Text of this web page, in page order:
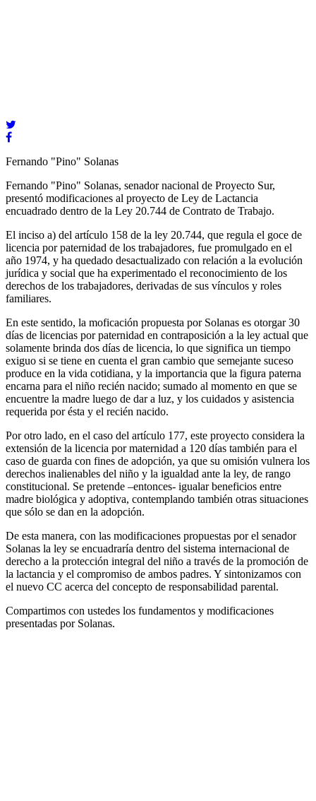
Fernando "Pino" Solanas
Fernando "Pino" Solanas, senador nacional de Proyecto Sur,
presentó modificaciones al proyecto de Ley de Lactancia
encuadrado dentro de la Ley 20.744 de Contrato de Trabajo.
El inciso a) del artículo 158 de la ley 20.744, que regula el goce de
licencia por paternidad de los trabajadores, fue promulgado en el
año 1974, y ha quedado desactualizado con relación a la evolución
jurídica y social que ha experimentado el reconocimiento de los
derechos de los trabajadores, derivadas de sus vínculos y roles
familiares.
En este sentido, la moficación propuesta por Solanas es otorgar 30
días de licencias por paternidad en contraposición a la ley actual que
solamente brinda dos días de licencia, lo que significa un tiempo
exiguo si se tiene en cuenta el gran cambio que semejante suceso
produce en la vida cotidiana, y la importancia que la figura paterna
encarna para el niño recién nacido; sumado al momento en que se
encuentre la madre luego de dar a luz, y los cuidados y asistencia
requerida por ésta y el recién nacido.
Por otro lado, en el caso del artículo 177, este proyecto considera la
extensión de la licencia por maternidad a 120 días también para el
caso de guarda con fines de adopción, ya que su omisión vulnera los
derechos inalienables del niño y la igualdad ante la ley, de rango
constitucional. Se pretende –entonces- igualar beneficios entre
madre biológica y adoptiva, contemplando también otras situaciones
que sólo se dan en la adopción.
De esta manera, con las modificaciones propuestas por el senador
Solanas la ley se encuadraría dentro del sistema internacional de
derecho a la protección integral del niño a través de la promoción de
la lactancia y el compromiso de ambos padres. Y sintonizamos con
el nuevo CC acerca del concepto de responsabilidad parental.
Compartimos con ustedes los fundamentos y modificaciones
presentadas por Solanas.